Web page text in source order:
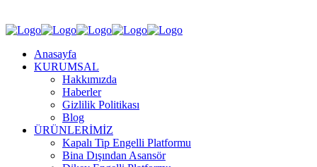
Anasayfa
KURUMSAL
Hakkımızda
Haberler
Gizlilik Politikası
Blog
ÜRÜNLERİMİZ
Kapalı Tip Engelli Platformu
Bina Dışından Asansör